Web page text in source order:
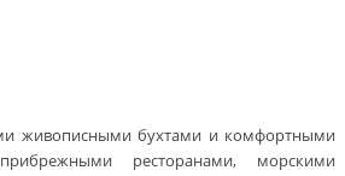
живописными бухтами и комфортными
ресторанами, морскими